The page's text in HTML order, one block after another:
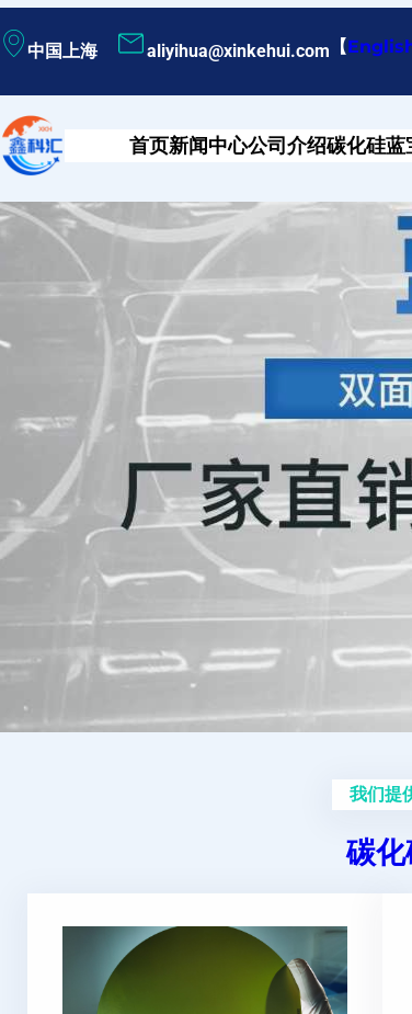
至
容
中国上海 aliyihua@xinkehui.com 【
首页新闻中心公司介绍碳化硅蓝
我们提
碳